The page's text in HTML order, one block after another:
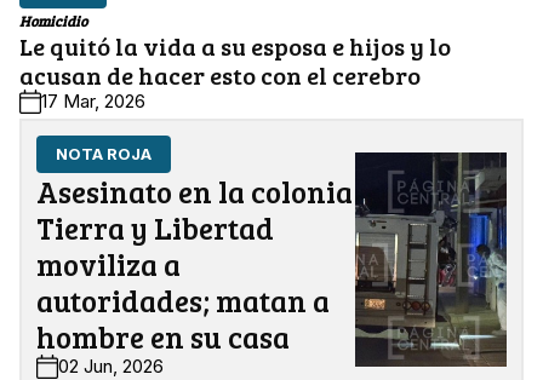
Homicidio
Le quitó la vida a su esposa e hijos y lo
acusan de hacer esto con el cerebro
17 Mar, 2026
NOTA ROJA
Asesinato en la colonia
Tierra y Libertad
moviliza a
autoridades; matan a
hombre en su casa
02 Jun, 2026